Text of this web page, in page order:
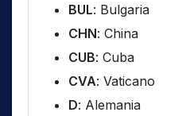
BUL: Bulgaria
CHN: China
CUB: Cuba
CVA: Vaticano
D: Alemania